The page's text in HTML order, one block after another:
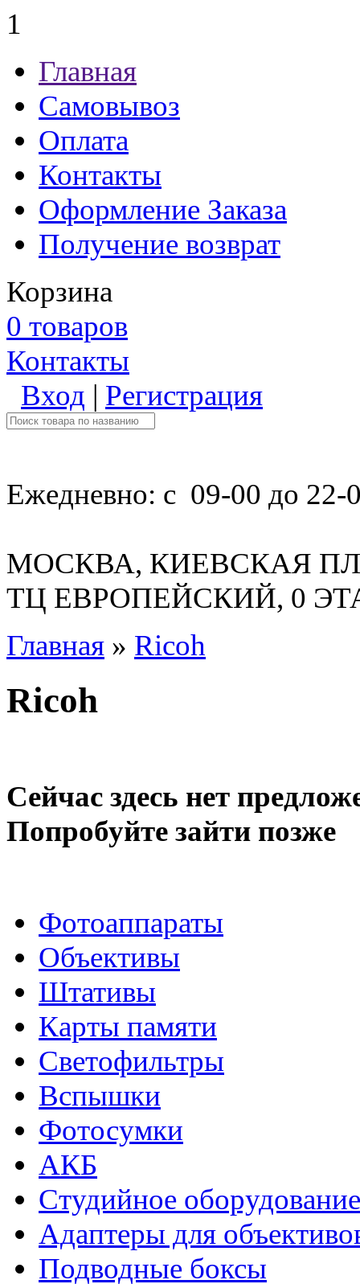
1
Главная
Самовывоз
Оплата
Контакты
Оформление Заказа
Получение возврат
Корзина
0 товаров
Контакты
Вход | Регистрация
Ежедневно: с 09-00 до 22-
МОСКВА, КИЕВСКАЯ
ТЦ ЕВРОПЕЙСКИЙ, 0
Главная » Ricoh
Ricoh
Сейчас здесь нет
Попробуйте зайти позже
Фотоаппараты
Объективы
Штативы
Карты памяти
Светофильтры
Вспышки
Фотосумки
АКБ
Студийное оборудование
Адаптеры для
Подводные боксы